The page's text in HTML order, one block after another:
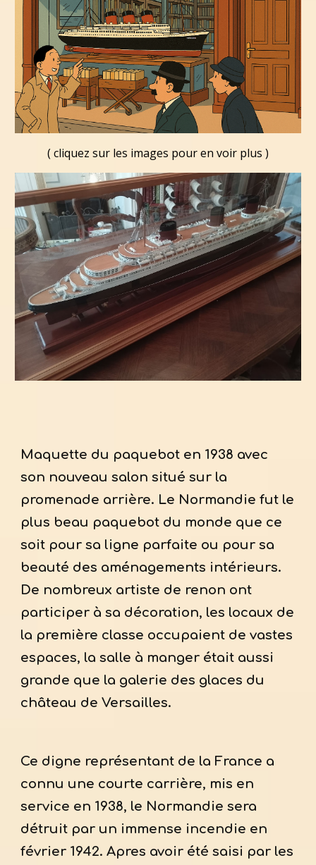
( cliquez sur les images pour en voir plus )
Maquette du paquebot en 1938 avec
son nouveau salon situé sur la
promenade arrière. Le Normandie fut le
plus beau paquebot du monde que ce
soit pour sa ligne parfaite ou pour sa
beauté des aménagements intérieurs.
De nombreux artiste de renon ont
participer à sa décoration, les locaux de
la première classe occupaient de vastes
espaces, la salle à manger était aussi
grande que la galerie des glaces du
château de Versailles.
Ce digne représentant de la France a
connu une courte carrière, mis en
service en 1938, le Normandie sera
détruit par un immense incendie en
février 1942. Apres avoir été saisi par les